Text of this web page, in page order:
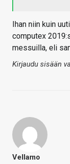
Ihan niin kuin
computex
messuilla, eli
Kirjaudu sisään
Vellamo